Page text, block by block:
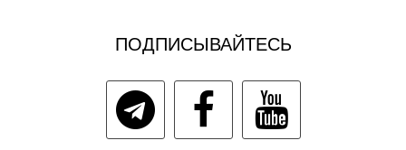
ПОДПИСЫВАЙТЕСЬ